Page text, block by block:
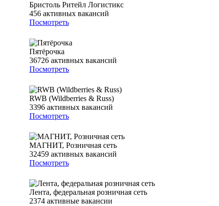
Бристоль Ритейл Логистикс
456 активных вакансий
Посмотреть
Пятёрочка
36726 активных вакансий
Посмотреть
RWB (Wildberries & Russ)
3396 активных вакансий
Посмотреть
МАГНИТ, Розничная сеть
32459 активных вакансий
Посмотреть
Лента, федеральная розничная сеть
2374 активные вакансии